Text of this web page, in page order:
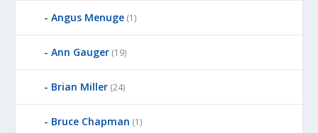
Angus Menuge (1)
Ann Gauger (19)
Brian Miller (24)
Bruce Chapman (1)